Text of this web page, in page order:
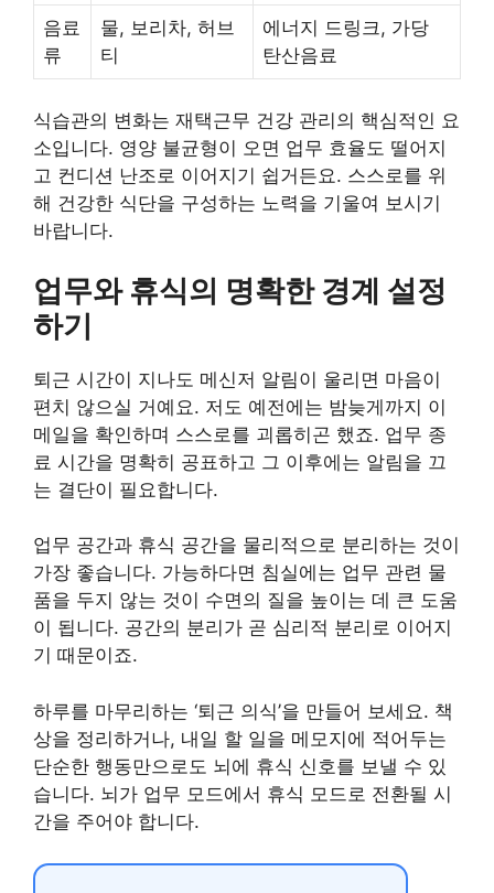
음료
류
물, 보리차, 허브
티
에너지 드링크, 가당
탄산음료
식습관의 변화는 재택근무 건강 관리의 핵심적인 요
소입니다. 영양 불균형이 오면 업무 효율도 떨어지
고 컨디션 난조로 이어지기 쉽거든요. 스스로를 위
해 건강한 식단을 구성하는 노력을 기울여 보시기
바랍니다.
업무와 휴식의 명확한 경계 설정
하기
퇴근 시간이 지나도 메신저 알림이 울리면 마음이
편치 않으실 거예요. 저도 예전에는 밤늦게까지 이
메일을 확인하며 스스로를 괴롭히곤 했죠. 업무 종
료 시간을 명확히 공표하고 그 이후에는 알림을 끄
는 결단이 필요합니다.
업무 공간과 휴식 공간을 물리적으로 분리하는 것이
가장 좋습니다. 가능하다면 침실에는 업무 관련 물
품을 두지 않는 것이 수면의 질을 높이는 데 큰 도움
이 됩니다. 공간의 분리가 곧 심리적 분리로 이어지
기 때문이죠.
하루를 마무리하는 ‘퇴근 의식’을 만들어 보세요. 책
상을 정리하거나, 내일 할 일을 메모지에 적어두는
단순한 행동만으로도 뇌에 휴식 신호를 보낼 수 있
습니다. 뇌가 업무 모드에서 휴식 모드로 전환될 시
간을 주어야 합니다.